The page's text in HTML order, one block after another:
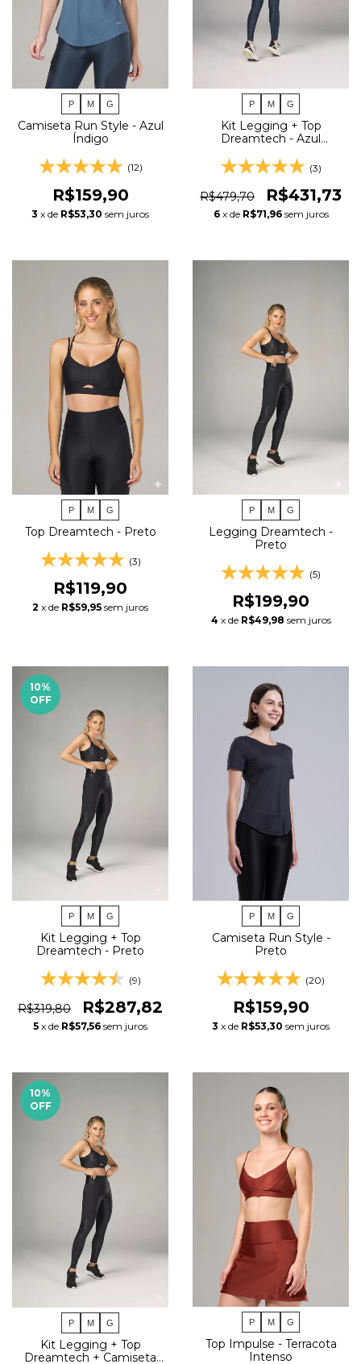
P M G
Camiseta Run Style - Azul
Índigo
(12)
R$159,90
3 x de R$53,30 sem juros
P M G
Kit Legging + Top
Dreamtech - Azul
Camiseta Run Style - Azul
Índigo
(3)
R$479,70 R$431,73
6 x de R$71,96 sem juros
P M G
Top Dreamtech - Preto
(3)
R$119,90
2 x de R$59,95 sem juros
P M G
Legging Dreamtech -
Preto
(5)
R$199,90
4 x de R$49,98 sem juros
10%
OFF
P M G
Kit Legging + Top
Dreamtech - Preto
(9)
R$319,80 R$287,82
5 x de R$57,56 sem juros
P M G
Camiseta Run Style -
Preto
(20)
R$159,90
3 x de R$53,30 sem juros
10%
OFF
P M G
Kit Legging + Top
Dreamtech + Camiseta
P M G
Top Impulse - Terracota
Intenso